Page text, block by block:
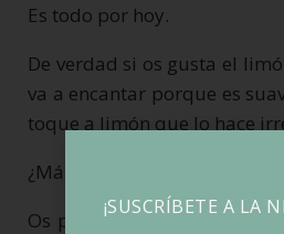
Es todo por hoy.
De verdad si os gusta el
va a encantar porque es
toque a limón que lo hace
¿Más recetas de bundt cake?
Os propongo este bundt
¡SUSCRÍBETE A LA